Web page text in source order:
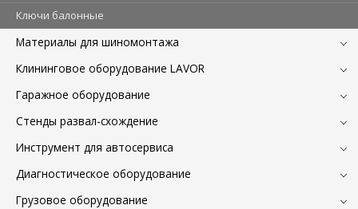
Ключи балонные
Материалы для шиномонтажа
Клининговое оборудование LAVOR
Гаражное оборудование
Стенды развал-схождение
Инструмент для автосервиса
Диагностическое оборудование
Грузовое оборудование